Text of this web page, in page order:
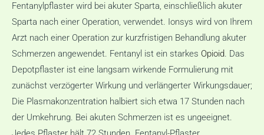
Fentanylpflaster wird bei akuter Sparta, einschließlich akuter
Sparta nach einer Operation, verwendet. Ionsys wird von Ihrem
Arzt nach einer Operation zur kurzfristigen Behandlung akuter
Schmerzen angewendet. Fentanyl ist ein starkes Opioid. Das
Depotpflaster ist eine langsam wirkende Formulierung mit
zunächst verzögerter Wirkung und verlängerter Wirkungsdauer;
Die Plasmakonzentration halbiert sich etwa 17 Stunden nach
der Umkehrung. Bei akuten Schmerzen ist es ungeeignet.